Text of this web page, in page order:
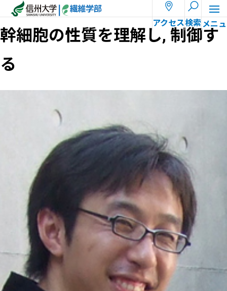
ホーム 教員一覧 高島 誠司
幹細胞の性質を理解し, 制御す
る
アクセス検索